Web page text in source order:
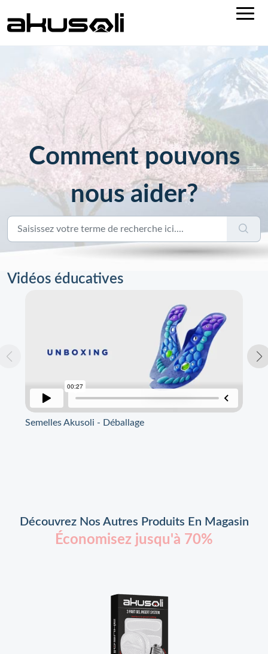
Comment pouvons
nous aider?
Vidéos éducatives
Semelles Akusoli - Déballage
Découvrez Nos Autres Produits En Magasin
Économisez jusqu'à 70%